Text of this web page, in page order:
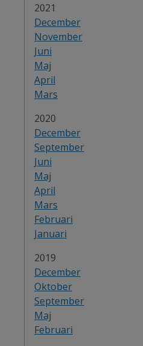
År:
2021
December
November
Juni
Maj
April
Mars
År:
2020
December
September
Juni
Maj
April
Mars
Februari
Januari
År:
2019
December
Oktober
September
Maj
Februari